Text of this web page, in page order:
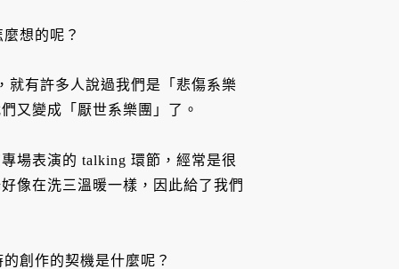
想的呢？
就有許多人說過我們是「悲傷系樂
又變成「厭世系樂團」了。
場表演的 talking 環節，經常是很
像在洗三溫暖一樣，因此給了我們
創作的契機是什麼呢？